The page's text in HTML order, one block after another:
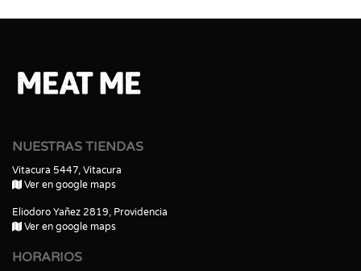
NUESTRAS TIENDAS
Vitacura 5447, Vitacura
Ver en google maps
Eliodoro Yañez 2819, Providencia
Ver en google maps
HORARIOS